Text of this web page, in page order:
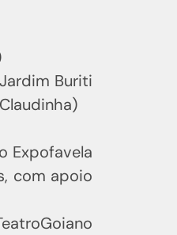
Buriti
Expofavela
com apoio